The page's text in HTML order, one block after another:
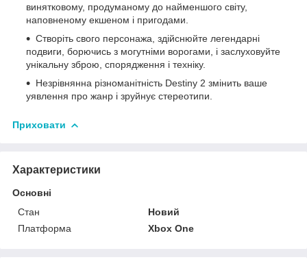
винятковому, продуманому до найменшого світу,
наповненому екшеном і пригодами.
Створіть свого персонажа, здійснюйте легендарні
подвиги, борючись з могутніми ворогами, і заслуховуйте
унікальну зброю, спорядження і техніку.
Незрівнянна різноманітність Destiny 2 змінить ваше
уявлення про жанр і зруйнує стереотипи.
Приховати
Характеристики
Основні
Стан
Новий
Платформа
Xbox One